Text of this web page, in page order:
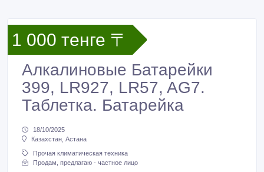
1 000 тенге 〒
Алкалиновые Батарейки
399, LR927, LR57, AG7.
Таблетка. Батарейка
18/10/2025
Казахстан, Астана
Прочая климатическая техника
Продам, предлагаю - частное лицо